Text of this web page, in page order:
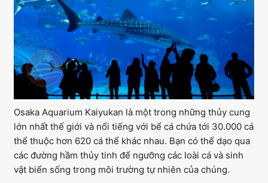
Osaka Aquarium Kaiyukan là một trong những thủy cung
lớn nhất thế giới và nổi tiếng với bể cá chứa tới 30.000 cá
thể thuộc hơn 620 cá thể khác nhau. Bạn có thể dạo qua
các đường hầm thủy tinh để ngưỡng các loài cá và sinh
vật biển sống trong môi trường tự nhiên của chúng.